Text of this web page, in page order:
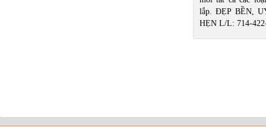
lắp. ĐẸP BỀN,
HẸN L/L: 714-